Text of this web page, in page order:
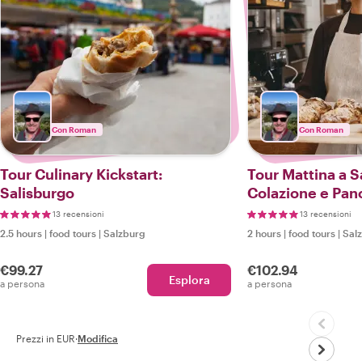
Con Roman
Tour Culinary Kickstart:
Salisburgo
13 recensioni
2.5 hours | food tours | Salzburg
€99.27
a persona Esplora
Con Roman
Tour Mattina a
Colazione e
13 recensioni
2 hours | food tours |
€102.94
a persona
Prezzi in EUR·Modifica